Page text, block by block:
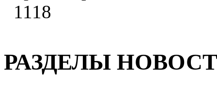
1118
РАЗДЕЛЫ